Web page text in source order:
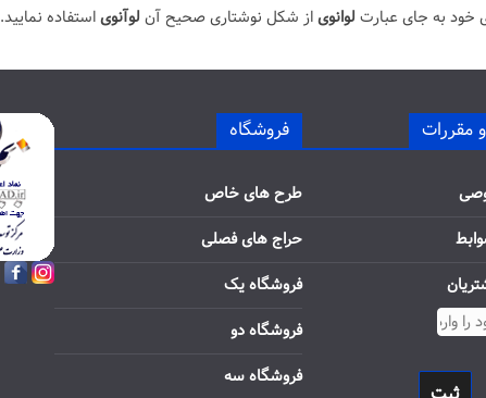
به جای عبارت لوانویاز شکل نوشتاری صحیح آن لوآنویاستفاده نمایید.
مقررات فروشگاه
طرح های خاص
حراج های فصلی
فروشگاه یک
فروشگاه دو
فروشگاه سه